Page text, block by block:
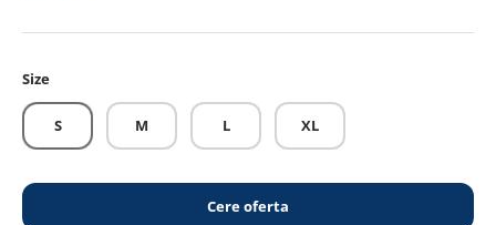
Size
S M L XL
Cere oferta